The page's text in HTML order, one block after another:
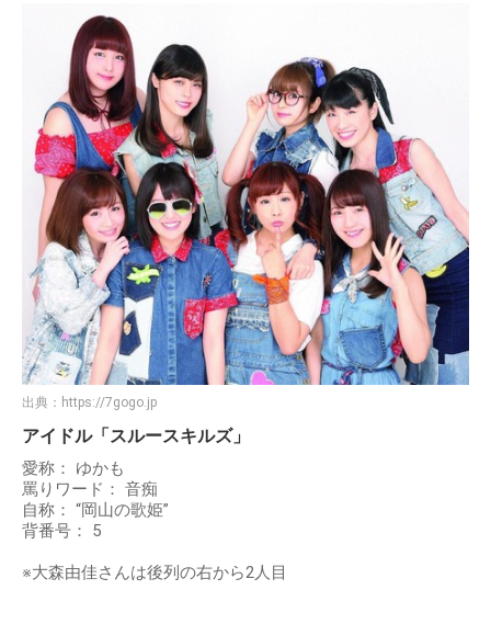
出典： https://7gogo.jp
アイドル「スルースキルズ」
愛称： ゆかも
罵りワード： 音痴
自称： “岡山の歌姫”
背番号： 5
※大森由佳さんは後列の右から2人目